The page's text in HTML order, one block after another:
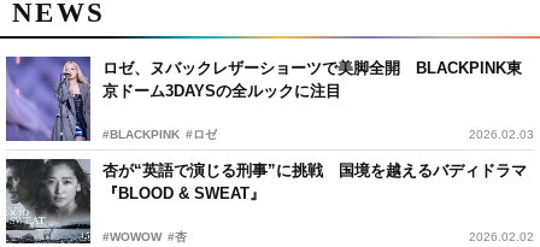
NEWS
ロゼ、ヌバックレザーショーツで美脚全開 BLACKPINK東
京ドーム3DAYSの全ルックに注目
#BLACKPINK #ロゼ 2026.02.03
杏が“英語で演じる刑事”に挑戦 国境を越えるバディドラマ
『BLOOD & SWEAT』
#WOWOW #杏 2026.02.02